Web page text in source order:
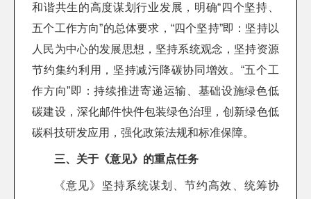
和谐共生的高度谋划行业发展，明确“四个坚持、
五个工作方向”的总体要求，“四个坚持”即：坚持以
人民为中心的发展思想，坚持系统观念，坚持资源
节约集约利用，坚持减污降碳协同增效。“五个工
作方向”即：持续推进寄递运输、基础设施绿色低
碳建设，深化邮件快件包装绿色治理，创新绿色低
碳科技研发应用，强化政策法规和标准保障。
三、关于《意见》的重点任务
《意见》坚持系统谋划、节约高效、统筹协